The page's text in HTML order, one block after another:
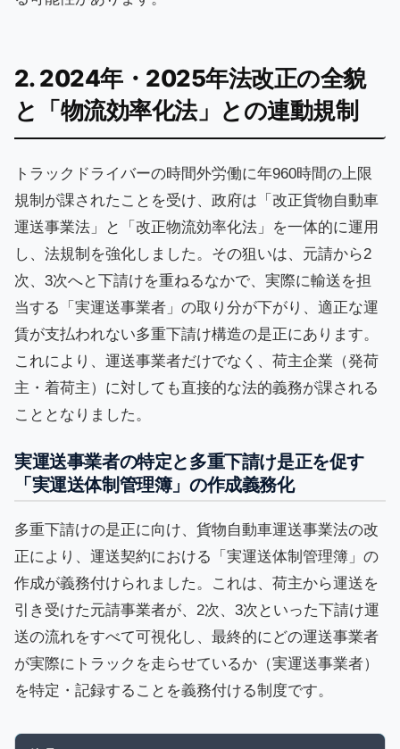
2. 2024年・2025年法改正の全貌
と「物流効率化法」との連動規制
トラックドライバーの時間外労働に年960時間の上限
規制が課されたことを受け、政府は「改正貨物自動車
運送事業法」と「改正物流効率化法」を一体的に運用
し、法規制を強化しました。その狙いは、元請から2
次、3次へと下請けを重ねるなかで、実際に輸送を担
当する「実運送事業者」の取り分が下がり、適正な運
賃が支払われない多重下請け構造の是正にあります。
これにより、運送事業者だけでなく、荷主企業（発荷
主・着荷主）に対しても直接的な法的義務が課される
こととなりました。
実運送事業者の特定と多重下請け是正を促す
「実運送体制管理簿」の作成義務化
多重下請けの是正に向け、貨物自動車運送事業法の改
正により、運送契約における「実運送体制管理簿」の
作成が義務付けられました。これは、荷主から運送を
引き受けた元請事業者が、2次、3次といった下請け運
送の流れをすべて可視化し、最終的にどの運送事業者
が実際にトラックを走らせているか（実運送事業者）
を特定・記録することを義務付ける制度です。